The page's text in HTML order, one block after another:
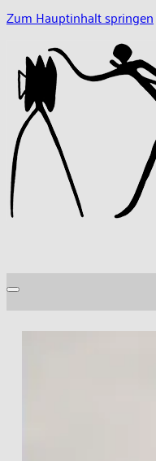
Zum Hauptinhalt springen